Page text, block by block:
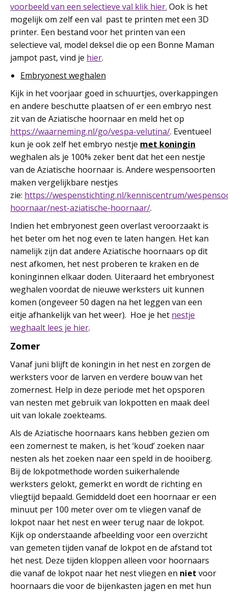
voorbeeld van een selectieve val klik hier. Ook is het
mogelijk om zelf een val past te printen met een 3D
printer. Een bestand voor het printen van een
selectieve val, model deksel die op een Bonne Maman
jampot past, vind je hier.
Embryonest weghalen
Kijk in het voorjaar goed in schuurtjes, overkappingen
en andere beschutte plaatsen of er een embryo nest
zit van de Aziatische hoornaar en meld het op
https://waarneming.nl/go/vespa-velutina/. Eventueel
kun je ook zelf het embryo nestje met koningin
weghalen als je 100% zeker bent dat het een nestje
van de Aziatische hoornaar is. Andere wespensoorten
maken vergelijkbare nestjes
zie: https://wespenstichting.nl/kenniscentrum/
hoornaar/nest-aziatische-hoornaar/.
Indien het embryonest geen overlast veroorzaakt is
het beter om het nog even te laten hangen. Het kan
namelijk zijn dat andere Aziatische hoornaars op dit
nest afkomen, het nest proberen te kraken en de
koninginnen elkaar doden. Uiteraard het embryonest
weghalen voordat de nieuwe werksters uit kunnen
komen (ongeveer 50 dagen na het leggen van een
eitje afhankelijk van het weer). Hoe je het nestje
weghaalt lees je hier.
Zomer
Vanaf juni blijft de koningin in het nest en zorgen de
werksters voor de larven en verdere bouw van het
zomernest. Help in deze periode met het opsporen
van nesten met gebruik van lokpotten en maak deel
uit van lokale zoekteams.
Als de Aziatische hoornaars kans hebben gezien om
een zomernest te maken, is het ‘koud’ zoeken naar
nesten als het zoeken naar een speld in de hooiberg.
Bij de lokpotmethode worden suikerhalende
werksters gelokt, gemerkt en wordt de richting en
vliegtijd bepaald. Gemiddeld doet een hoornaar er een
minuut per 100 meter over om te vliegen vanaf de
lokpot naar het nest en weer terug naar de lokpot.
Kijk op onderstaande afbeelding voor een overzicht
van gemeten tijden vanaf de lokpot en de afstand tot
het nest. Deze tijden kloppen alleen voor hoornaars
die vanaf de lokpot naar het nest vliegen en niet voor
hoornaars die voor de bijenkasten jagen en met hun